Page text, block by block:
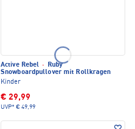
Active Rebel ·
Ruby
Snowboardpullover mit Rollkragen
Kinder
€ 29,99
UVP* € 49,99